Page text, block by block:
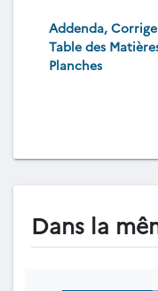
Addenda,
Table des
Planches
Dans la